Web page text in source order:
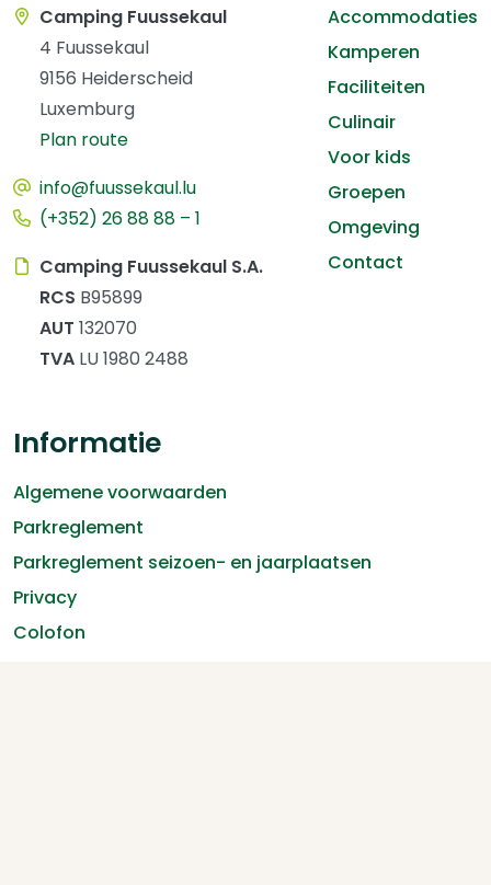
Camping Fuussekaul
4 Fuussekaul
9156 Heiderscheid
Luxemburg
Plan route
info@fuussekaul.lu
(+352) 26 88 88 – 1
Camping Fuussekaul S.A.
RCS B95899
AUT 132070
TVA LU 1980 2488
Accommodaties
Kamperen
Faciliteiten
Culinair
Voor kids
Groepen
Omgeving
Contact
Informatie
Algemene voorwaarden
Parkreglement
Parkreglement seizoen- en jaarplaatsen
Privacy
Colofon